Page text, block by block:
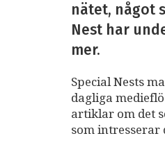
nätet, något
Nest har
mer.
Special Nests
dagliga
artiklar om det
som intresserar